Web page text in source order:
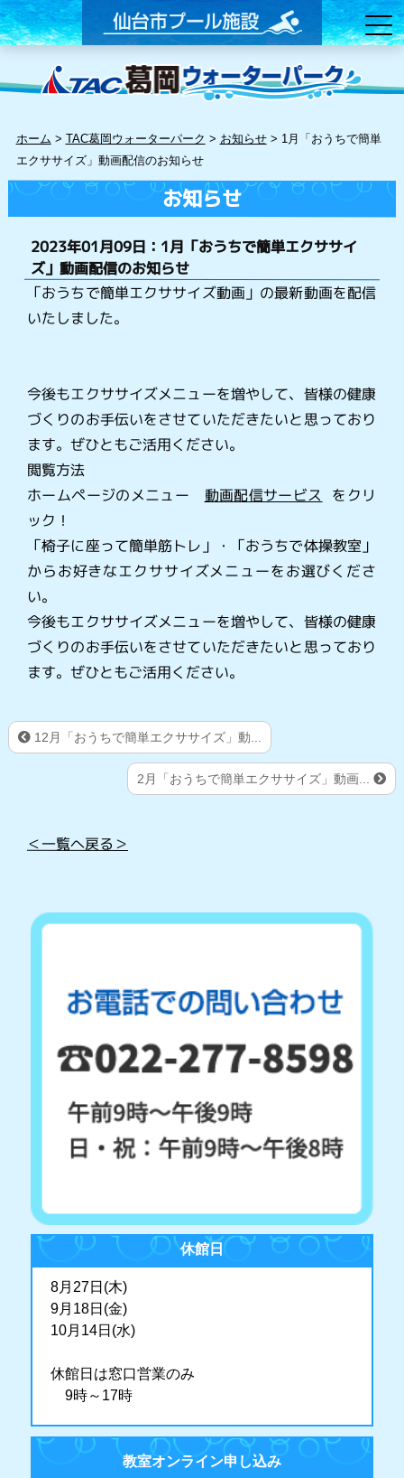
ホーム > TAC葛岡ウォーターパーク > お知らせ> 1月「おうちで簡単
エクササイズ」動画配信のお知らせ
お知らせ
2023年01月09日：1月「おうちで簡単エクササイ
ズ」動画配信のお知らせ
「おうちで簡単エクササイズ動画」の最新動画を配信
いたしました。
今後もエクササイズメニューを増やして、皆様の健康
づくりのお手伝いをさせていただきたいと思っており
ます。ぜひともご活用ください。
閲覧方法
ホームページのメニュー動画配信サービス をクリ
ック！
「椅子に座って簡単筋トレ」・「おうちで体操教室」
からお好きなエクササイズメニューをお選びくださ
い。
今後もエクササイズメニューを増やして、皆様の健康
づくりのお手伝いをさせていただきたいと思っており
ます。ぜひともご活用ください。
12月「おうちで簡単エクササイズ」動...
2月「おうちで簡単エクササイズ」動画...
＜一覧へ戻る＞
休館日
8月27日(木)
9月18日(金)
10月14日(水)
休館日は窓口営業のみ
9時～17時
教室オンライン申し込み